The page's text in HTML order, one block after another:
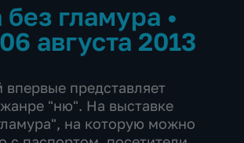
без гламура •
августа 2013
впервые представляет
"ню". На выставке
на которую можно